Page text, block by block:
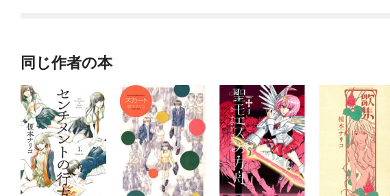
同じ作者の本